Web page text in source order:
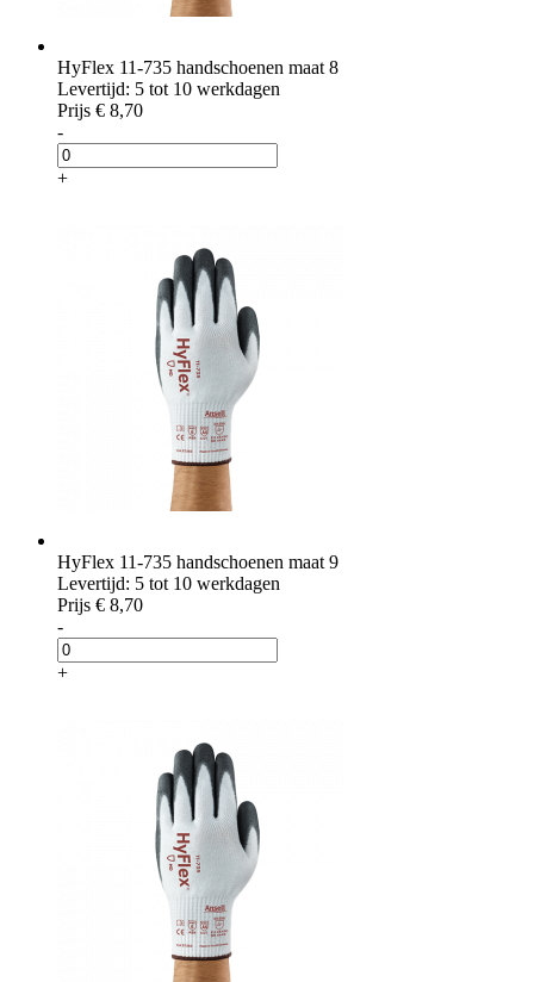
HyFlex 11-735 handschoenen maat 8
Levertijd: 5 tot 10 werkdagen
Prijs € 8,70
-
+
HyFlex 11-735 handschoenen maat 9
Levertijd: 5 tot 10 werkdagen
Prijs € 8,70
-
+